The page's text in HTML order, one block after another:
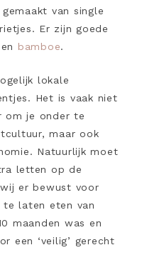
van single
Er zijn goede
en bamboe.
lokale
Het is vaak niet
om je onder te
maar ook
Natuurlijk moet
letten op de
er bewust voor
te laten eten van
maanden was en
een ‘veilig’ gerecht